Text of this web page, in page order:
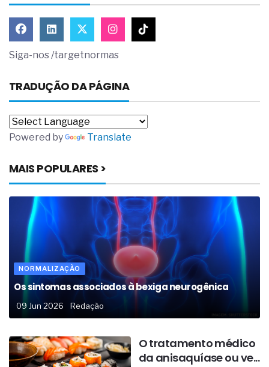
Siga-nos /targetnormas
TRADUÇÃO DA PÁGINA
Powered by Translate
MAIS POPULARES >
NORMALIZAÇÃO
Os sintomas associados à bexiga neurogênica
09 Jun 2026 Redação
O tratamento médico
da anisaquíase ou ve...